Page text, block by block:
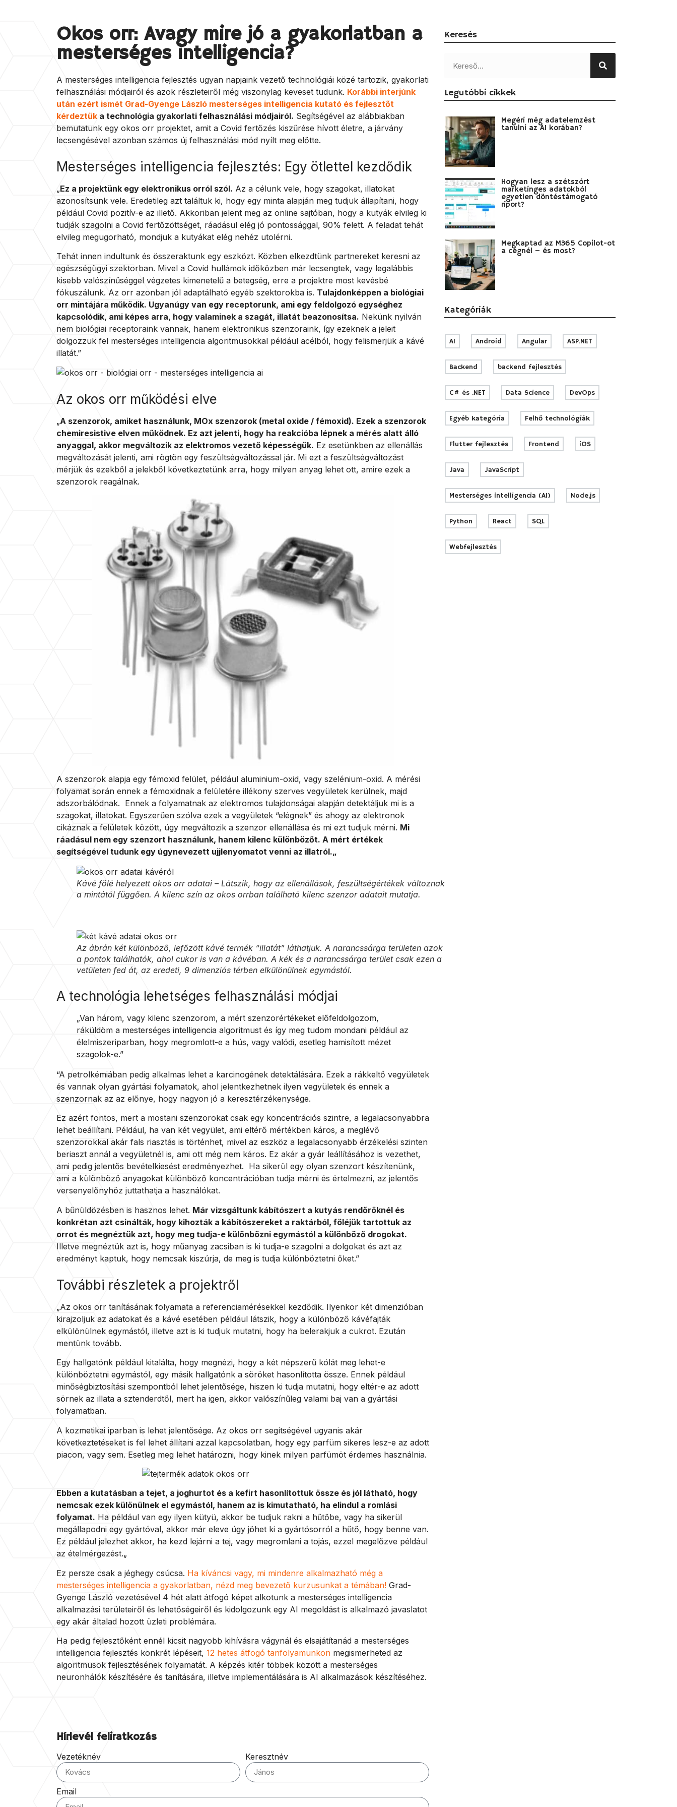
Okos orr: Avagy mire jó a gyakorlatban a
mesterséges intelligencia?
A mesterséges intelligencia fejlesztés ugyan napjaink vezető technológiái közé tartozik, gyakorlati
felhasználási módjairól és azok részleteiről még viszonylag keveset tudunk. Korábbi interjúnk
után ezért ismét Grad-Gyenge László mesterséges intelligencia kutató és fejlesztőt
kérdeztük a technológia gyakorlati felhasználási módjairól. Segítségével az alábbiakban
bemutatunk egy okos orr projektet, amit a Covid fertőzés kiszűrése hívott életre, a járvány
lecsengésével azonban számos új felhasználási mód nyílt meg előtte.
Mesterséges intelligencia fejlesztés: Egy ötlettel kezdődik
„Ez a projektünk egy elektronikus orról szól. Az a célunk vele, hogy szagokat, illatokat
azonosítsunk vele. Eredetileg azt találtuk ki, hogy egy minta alapján meg tudjuk állapítani, hogy
például Covid pozitív-e az illető. Akkoriban jelent meg az online sajtóban, hogy a kutyák elvileg ki
tudják szagolni a Covid fertőzöttséget, ráadásul elég jó pontossággal, 90% felett. A feladat tehát
elvileg megugorható, mondjuk a kutyákat elég nehéz utolérni.
Tehát innen indultunk és összeraktunk egy eszközt. Közben elkezdtünk partnereket keresni az
egészségügyi szektorban. Mivel a Covid hullámok időközben már lecsengtek, vagy legalábbis
kisebb valószínűséggel végzetes kimenetelű a betegség, erre a projektre most kevésbé
fókuszálunk. Az orr azonban jól adaptálható egyéb szektorokba is. Tulajdonképpen a biológiai
orr mintájára működik. Ugyanúgy van egy receptorunk, ami egy feldolgozó egységhez
kapcsolódik, ami képes arra, hogy valaminek a szagát, illatát beazonosítsa. Nekünk nyilván
nem biológiai receptoraink vannak, hanem elektronikus szenzoraink, így ezeknek a jeleit
dolgozzuk fel mesterséges intelligencia algoritmusokkal például acélból, hogy felismerjük a kávé
illatát.”
Az okos orr működési elve
„A szenzorok, amiket használunk, MOx szenzorok (metal oxide / fémoxid). Ezek a szenzorok
chemiresistive elven működnek. Ez azt jelenti, hogy ha reakcióba lépnek a mérés alatt álló
anyaggal, akkor megváltozik az elektromos vezető képességük. Ez esetünkben az ellenállás
megváltozását jelenti, ami rögtön egy feszültségváltozással jár. Mi ezt a feszültségváltozást
mérjük és ezekből a jelekből következtetünk arra, hogy milyen anyag lehet ott, amire ezek a
szenzorok reagálnak.
A szenzorok alapja egy fémoxid felület, például aluminium-oxid, vagy szelénium-oxid. A mérési
folyamat során ennek a fémoxidnak a felületére illékony szerves vegyületek kerülnek, majd
adszorbálódnak. Ennek a folyamatnak az elektromos tulajdonságai alapján detektáljuk mi is a
szagokat, illatokat. Egyszerűen szólva ezek a vegyületek “elégnek” és ahogy az elektronok
cikáznak a felületek között, úgy megváltozik a szenzor ellenállása és mi ezt tudjuk mérni. Mi
ráadásul nem egy szenzort használunk, hanem kilenc különbözőt. A mért értékek
segítségével tudunk egy úgynevezett ujjlenyomatot venni az illatról.„
Kávé fölé helyezett okos orr adatai – Látszik, hogy az ellenállások, feszültségértékek változnak
a mintától függően. A kilenc szín az okos orrban található kilenc szenzor adatait mutatja.
Az ábrán két különböző, lefőzött kávé termék “illatát” láthatjuk. A narancssárga területen azok
a pontok találhatók, ahol cukor is van a kávéban. A kék és a narancssárga terület csak ezen a
vetületen fed át, az eredeti, 9 dimenziós térben elkülönülnek egymástól.
A technológia lehetséges felhasználási módjai
„Van három, vagy kilenc szenzorom, a mért szenzorértékeket előfeldolgozom,
ráküldöm a mesterséges intelligencia algoritmust és így meg tudom mondani például az
élelmiszeriparban, hogy megromlott-e a hús, vagy valódi, esetleg hamisított mézet
szagolok-e.”
“A petrolkémiában pedig alkalmas lehet a karcinogének detektálására. Ezek a rákkeltő vegyületek
és vannak olyan gyártási folyamatok, ahol jelentkezhetnek ilyen vegyületek és ennek a
szenzornak az az előnye, hogy nagyon jó a keresztérzékenysége.
Ez azért fontos, mert a mostani szenzorokat csak egy koncentrációs szintre, a legalacsonyabbra
lehet beállítani. Például, ha van két vegyület, ami eltérő mértékben káros, a meglévő
szenzorokkal akár fals riasztás is történhet, mivel az eszköz a legalacsonyabb érzékelési szinten
beriaszt annál a vegyületnél is, ami ott még nem káros. Ez akár a gyár leállításához is vezethet,
ami pedig jelentős bevételkiesést eredményezhet. Ha sikerül egy olyan szenzort készítenünk,
ami a különböző anyagokat különböző koncentrációban tudja mérni és értelmezni, az jelentős
versenyelőnyhöz juttathatja a használókat.
A bűnüldözésben is hasznos lehet. Már vizsgáltunk kábítószert a kutyás rendőröknél és
konkrétan azt csinálták, hogy kihozták a kábítószereket a raktárból, föléjük tartottuk az
orrot és megnéztük azt, hogy meg tudja-e különbözni egymástól a különböző drogokat.
Illetve megnéztük azt is, hogy műanyag zacsiban is ki tudja-e szagolni a dolgokat és azt az
eredményt kaptuk, hogy nemcsak kiszúrja, de meg is tudja különböztetni őket.”
További részletek a projektről
„Az okos orr tanításának folyamata a referenciamérésekkel kezdődik. Ilyenkor két dimenzióban
kirajzoljuk az adatokat és a kávé esetében például látszik, hogy a különböző kávéfajták
elkülönülnek egymástól, illetve azt is ki tudjuk mutatni, hogy ha belerakjuk a cukrot. Ezután
mentünk tovább.
Egy hallgatónk például kitalálta, hogy megnézi, hogy a két népszerű kólát meg lehet-e
különböztetni egymástól, egy másik hallgatónk a söröket hasonlította össze. Ennek például
minőségbiztosítási szempontból lehet jelentősége, hiszen ki tudja mutatni, hogy eltér-e az adott
sörnek az illata a sztenderdtől, mert ha igen, akkor valószínűleg valami baj van a gyártási
folyamatban.
A kozmetikai iparban is lehet jelentősége. Az okos orr segítségével ugyanis akár
következtetéseket is fel lehet állítani azzal kapcsolatban, hogy egy parfüm sikeres lesz-e az adott
piacon, vagy sem. Esetleg meg lehet határozni, hogy kinek milyen parfümöt érdemes használnia.
Ebben a kutatásban a tejet, a joghurtot és a kefirt hasonlítottuk össze és jól látható, hogy
nemcsak ezek különülnek el egymástól, hanem az is kimutatható, ha elindul a romlási
folyamat. Ha például van egy ilyen kütyü, akkor be tudjuk rakni a hűtőbe, vagy ha sikerül
megállapodni egy gyártóval, akkor már eleve úgy jöhet ki a gyártósorról a hűtő, hogy benne van.
Ez például jelezhet akkor, ha kezd lejárni a tej, vagy megromlani a tojás, ezzel megelőzve például
az ételmérgezést.„
Ez persze csak a jéghegy csúcsa. Ha kíváncsi vagy, mi mindenre alkalmazható még a
mesterséges intelligencia a gyakorlatban, nézd meg bevezető kurzusunkat a témában! Grad-
Gyenge László vezetésével 4 hét alatt átfogó képet alkotunk a mesterséges intelligencia
alkalmazási területeiről és lehetőségeiről és kidolgozunk egy AI megoldást is alkalmazó javaslatot
egy akár általad hozott üzleti problémára.
Ha pedig fejlesztőként ennél kicsit nagyobb kihívásra vágynál és elsajátítanád a mesterséges
intelligencia fejlesztés konkrét lépéseit, 12 hetes átfogó tanfolyamunkon megismerheted az
algoritmusok fejlesztésének folyamatát. A képzés kitér többek között a mesterséges
neuronhálók készítésére és tanítására, illetve implementálására is AI alkalmazások készítéséhez.
Hírlevél feliratkozás
Vezetéknév Keresztnév
Email
Keresés
Legutóbbi cikkek
Megéri még adatelemzést
tanulni az AI korában?
Hogyan lesz a szétszórt
marketinges adatokból
egyetlen döntéstámogató
riport?
Megkaptad az M365 Copilot-ot
a cégnél – és most?
Kategóriák
AI Android Angular ASP.NET
Backend backend fejlesztés
C# és .NET Data Science DevOps
Egyéb kategória Felhő technológiák
Flutter fejlesztés Frontend iOS
Java JavaScript
Mesterséges intelligencia (AI) Node.js
Python React SQL
Webfejlesztés